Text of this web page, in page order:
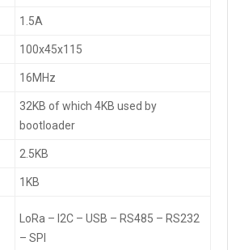
1.5A
100x45x115
16MHz
32KB of which 4KB used by
bootloader
2.5KB
1KB
LoRa – I2C – USB – RS485 – RS232
– SPI